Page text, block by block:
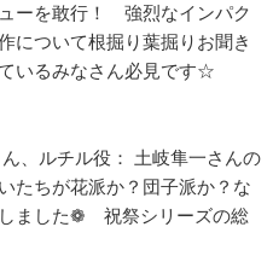
ーを敢行！ 強烈なインパク
について根掘り葉掘りお聞き
いるみなさん必見です☆
、ルチル役： 土岐隼一さんの
たちが花派か？団子派か？な
ました❁ 祝祭シリーズの総